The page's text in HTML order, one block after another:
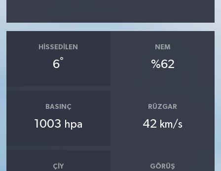
HISSEDILEN
6°
NEM
%62
BASINÇ
1003 hpa
RÜZGAR
42 km/s
ÇIY GÖRÜŞ